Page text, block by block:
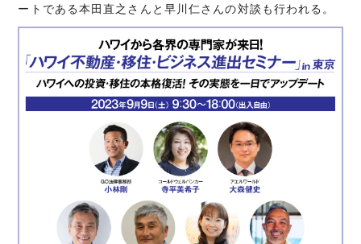
ートである本田直之さんと早川仁さんの対談も行われる。